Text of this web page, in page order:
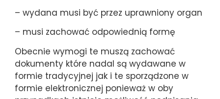
– wydana musi być przez uprawniony organ
– musi zachować odpowiednią formę
Obecnie wymogi te muszą zachować
dokumenty które nadal są wydawane w
formie tradycyjnej jak i te sporządzone w
formie elektronicznej ponieważ w oby